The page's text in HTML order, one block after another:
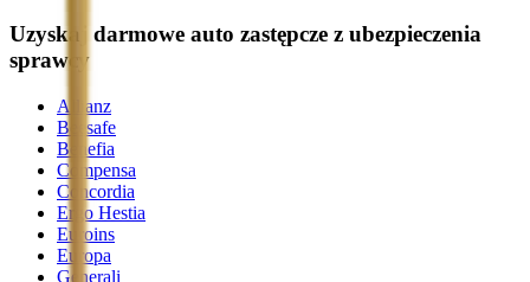
Uzyskaj darmowe auto zastępcze z ubezpieczenia
sprawcy
Allianz
Beesafe
Benefia
Compensa
Concordia
Ergo Hestia
Euroins
Europa
Generali